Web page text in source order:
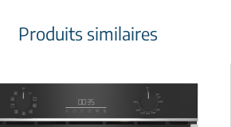
Produits similaires